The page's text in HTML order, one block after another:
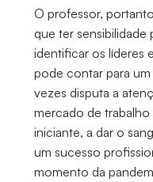
O professor,
que ter sensibilidade
identificar os líderes
pode contar para
vezes disputa a
mercado de
iniciante, a dar o
um sucesso
momento da